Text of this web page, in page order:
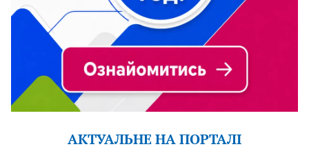
АКТУАЛЬНЕ НА ПОРТАЛІ